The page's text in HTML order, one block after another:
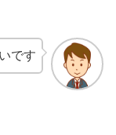
です